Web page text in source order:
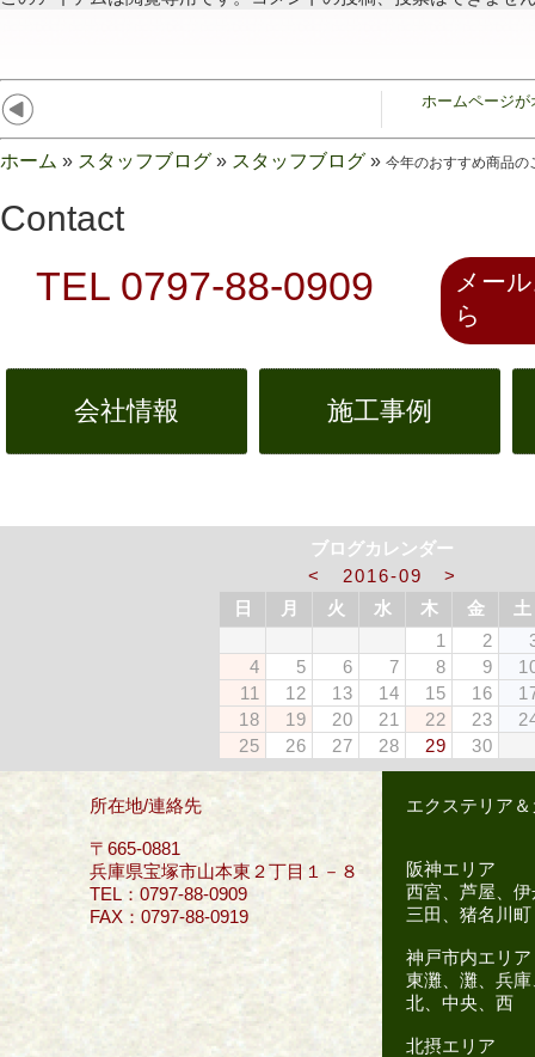
ホームページ
ホーム » スタッフブログ » スタッフブログ » 今年のおすすめ商品の
Contact
TEL 0797-88-0909
メー
ら
会社情報 施工事例
ブログカレンダー
<
2016-09
>
日
月 火 水 木 金
土
1
2
4
5 6 7 8 9
11
12 13 14 15 16
18
19 20 21 22 23
25
26 27 28 29 30
所在地/連絡先
〒665-0881
兵庫県宝塚市山本東２丁目１－８
TEL：0797-88-0909
FAX：0797-88-0919
エクステリア
阪神エリア
西宮、芦屋、
三田、猪名川町
神戸市内エリア
東灘、灘、兵
北、中央、西
北摂エリア